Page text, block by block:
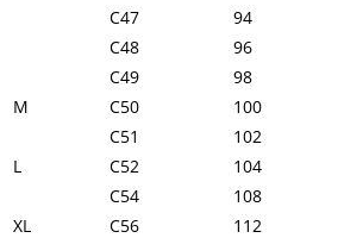
C47
94
C48
96
C49
98
M
C50
100
C51
102
L
C52
104
C54
108
XL
C56
112